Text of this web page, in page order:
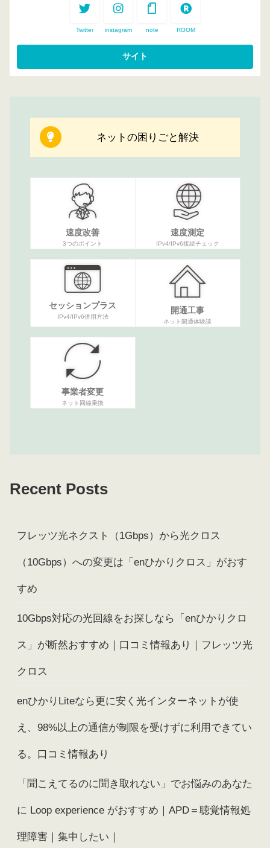
Twitter instagram note ROOM
ネットの困りごと解決
速度改善
3つのポイント
速度測定
IPv4/IPv6接続チェック
セッションプラス
IPv4/IPv6併用方法
開通工事
ネット開通体験談
事業者変更
ネット回線乗換
Recent Posts
フレッツ光ネクスト（1Gbps）から光クロス
（10Gbps）への変更は「enひかりクロス」がおす
すめ
10Gbps対応の光回線をお探しなら「enひかりクロ
ス」が断然おすすめ｜口コミ情報あり｜フレッツ光
クロス
enひかりLiteなら更に安く光インターネットが使
え、98%以上の通信が制限を受けずに利用できてい
る。口コミ情報あり
「聞こえてるのに聞き取れない」でお悩みのあなた
に Loop experience がおすすめ｜APD＝聴覚情報処
理障害｜集中したい｜